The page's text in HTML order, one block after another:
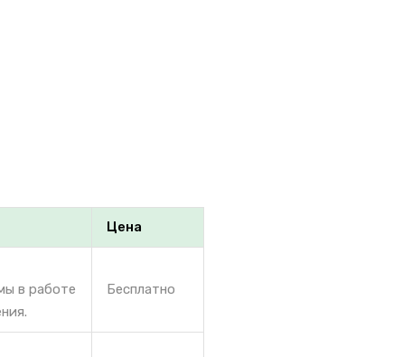
Цена
в работе
Бесплатно